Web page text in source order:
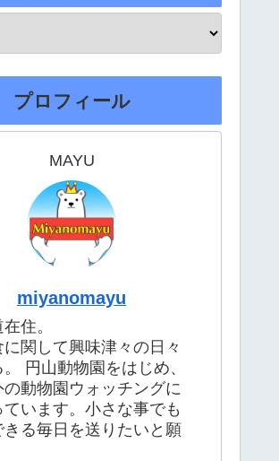
プロフィール
MAYU
miyanomayu
住。
関して興味津々の日々
。 円山動物園をはじめ、
の動物園ウォッチングに
ています。小さな事でも
きる毎日を送りたいと願